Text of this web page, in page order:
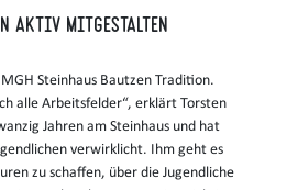
aktiv mitgestalten
Steinhaus Bautzen Tradition.
alle Arbeitsfelder“, erklärt Torsten
Jahren am Steinhaus und hat
verwirklicht. Ihm geht es
zu schaffen, über die Jugendliche